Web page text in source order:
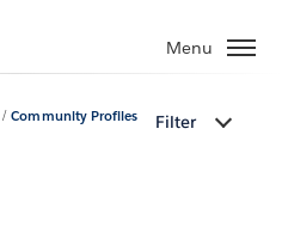
Menu
Community Profiles Filter